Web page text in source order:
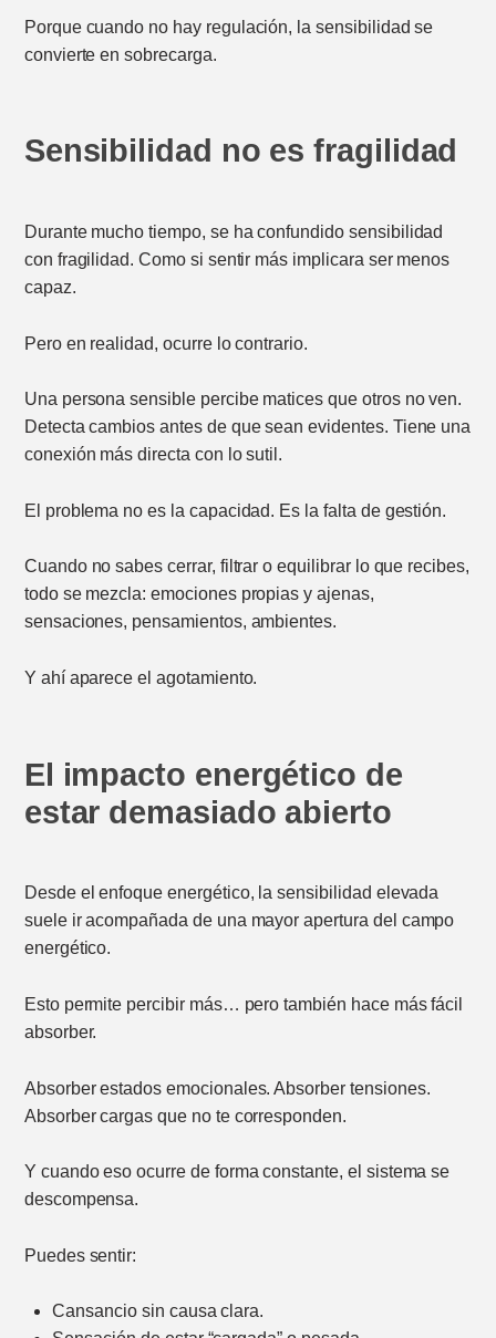
Porque cuando no hay regulación, la sensibilidad se
convierte en sobrecarga.
Sensibilidad no es fragilidad
Durante mucho tiempo, se ha confundido sensibilidad
con fragilidad. Como si sentir más implicara ser menos
capaz.
Pero en realidad, ocurre lo contrario.
Una persona sensible percibe matices que otros no ven.
Detecta cambios antes de que sean evidentes. Tiene una
conexión más directa con lo sutil.
El problema no es la capacidad. Es la falta de gestión.
Cuando no sabes cerrar, filtrar o equilibrar lo que recibes,
todo se mezcla: emociones propias y ajenas,
sensaciones, pensamientos, ambientes.
Y ahí aparece el agotamiento.
El impacto energético de
estar demasiado abierto
Desde el enfoque energético, la sensibilidad elevada
suele ir acompañada de una mayor apertura del campo
energético.
Esto permite percibir más… pero también hace más fácil
absorber.
Absorber estados emocionales. Absorber tensiones.
Absorber cargas que no te corresponden.
Y cuando eso ocurre de forma constante, el sistema se
descompensa.
Puedes sentir:
Cansancio sin causa clara.